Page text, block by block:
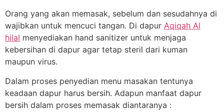
Orang yang akan memasak, sebelum dan sesudahnya di
wajibkan untuk mencuci tangan. Di dapur Aqiqah Al
hilal menyediakan hand sanitizer untuk menjaga
kebersihan di dapur agar tetap steril dari kuman
maupun virus.
Dalam proses penyedian menu masakan tentunya
keadaan dapur harus bersih. Adapun manfaat dapur
bersih dalam proses memasak diantaranya :